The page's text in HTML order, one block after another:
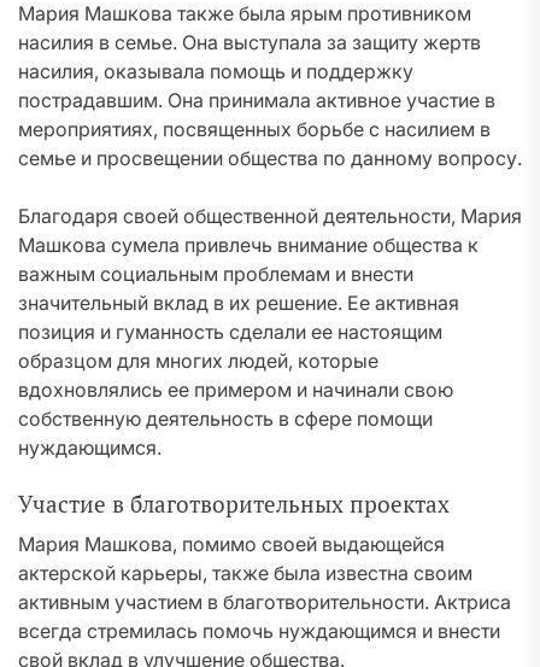
Мария Машкова также была ярым противником
насилия в семье. Она выступала за защиту жертв
насилия, оказывала помощь и поддержку
пострадавшим. Она принимала активное участие в
мероприятиях, посвященных борьбе с насилием в
семье и просвещении общества по данному вопросу.
Благодаря своей общественной деятельности, Мария
Машкова сумела привлечь внимание общества к
важным социальным проблемам и внести
значительный вклад в их решение. Ее активная
позиция и гуманность сделали ее настоящим
образцом для многих людей, которые
вдохновлялись ее примером и начинали свою
собственную деятельность в сфере помощи
нуждающимся.
Участие в благотворительных проектах
Мария Машкова, помимо своей выдающейся
актерской карьеры, также была известна своим
активным участием в благотворительности. Актриса
всегда стремилась помочь нуждающимся и внести
свой вклад в улучшение общества.